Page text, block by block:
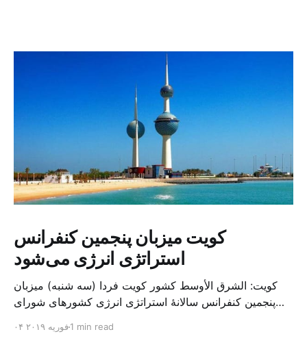
کویت میزبان پنجمین کنفرانس
استراتژی انرژی می‌شود
کویت: الشرق الأوسط کشور کویت فردا (سه شنبه) میزبان
پنجمین کنفرانس سالانهٔ استراتژی انرژی کشورهای شورای
متخصص از شرکت‌های جهانی نفت و گاز در این کنفرانس
۰۴ فوریه ۲۰۱۹1 min read